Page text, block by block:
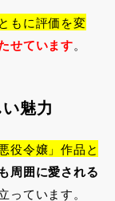
もに評価を変
せています。
魅力
役令嬢」作品と
周囲に愛される
っています。